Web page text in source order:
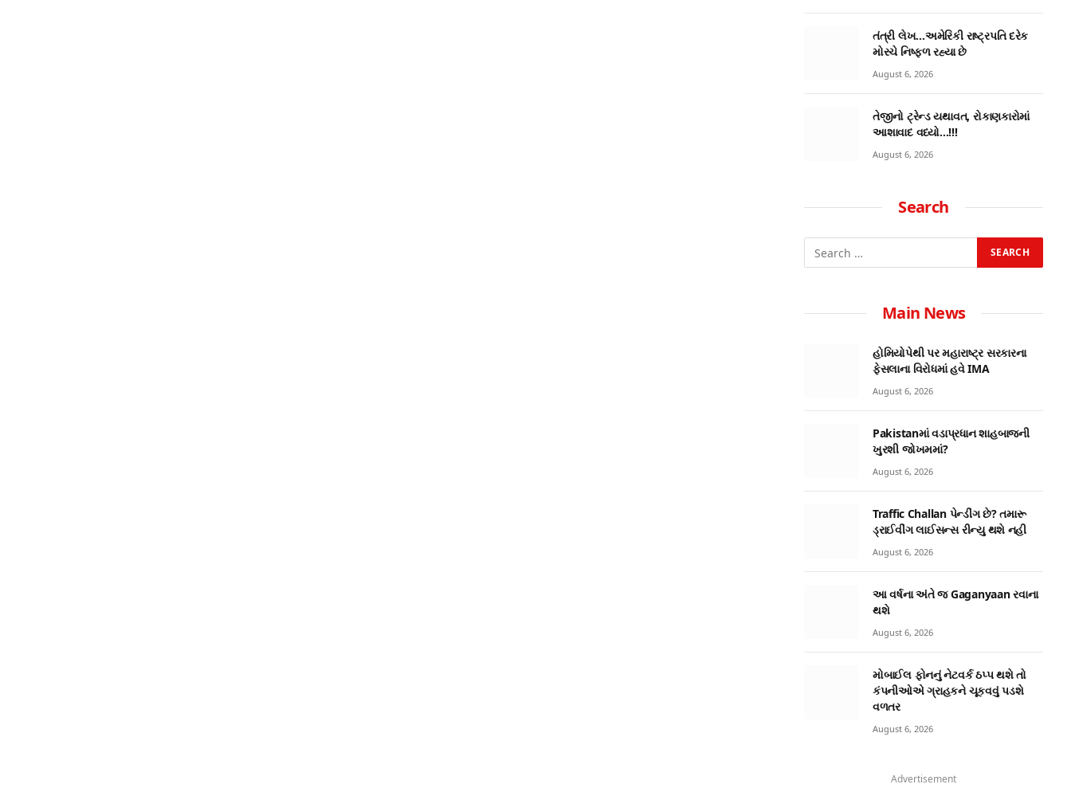
તંત્રી લેખ…અમેરિકી રાષ્ટ્રપતિ દરેક
મોરચે નિષ્ફળ રહ્યા છે
August 6, 2026
તેજીનો ટ્રેન્ડ યથાવત, રોકાણકારોમાં
આશાવાદ વધ્યો…!!!
August 6, 2026
Search
Main News
હોમિયોપેથી પર મહારાષ્ટ્ર સરકારના
ફેસલાના વિરોધમાં હવે IMA
August 6, 2026
Pakistanમાં વડાપ્રધાન શાહબાજની
ખુરશી જોખમમાં?
August 6, 2026
Traffic Challan પેન્ડીંગ છે? તમારૂ
ડ્રાઈવીંગ લાઈસન્સ રીન્યુ થશે નહી
August 6, 2026
આ વર્ષના અંતે જ Gaganyaan રવાના
થશે
August 6, 2026
મોબાઈલ ફોનનું નેટવર્ક ઠપ્પ થશે તો
કંપનીઓએ ગ્રાહકને ચૂકવવું પડશે
વળતર
August 6, 2026
Advertisement